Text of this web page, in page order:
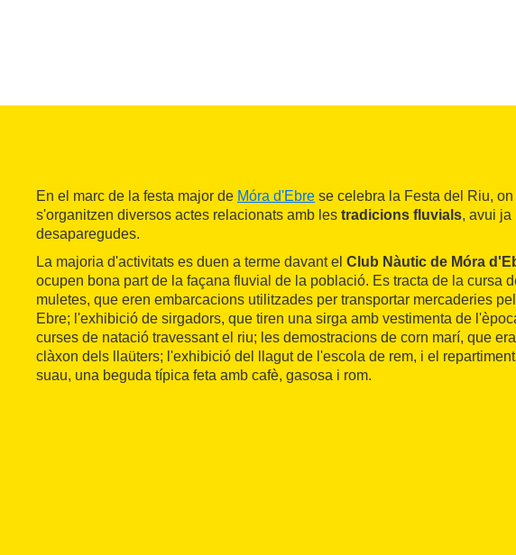
En el marc de la festa major de Móra d'Ebre se celebra la Festa del Riu, on
s'organitzen diversos actes relacionats amb les tradicions fluvials, avui ja
desaparegudes.
La majoria d'activitats es duen a terme davant el Club Nàutic de Móra
ocupen bona part de la façana fluvial de la població. Es tracta de la cursa
muletes, que eren embarcacions utilitzades per transportar mercaderies
Ebre; l'exhibició de sirgadors, que tiren una sirga amb vestimenta de
curses de natació travessant el riu; les demostracions de corn marí, que era
clàxon dels llaüters; l'exhibició del llagut de l'escola de rem, i el
suau, una beguda típica feta amb cafè, gasosa i rom.